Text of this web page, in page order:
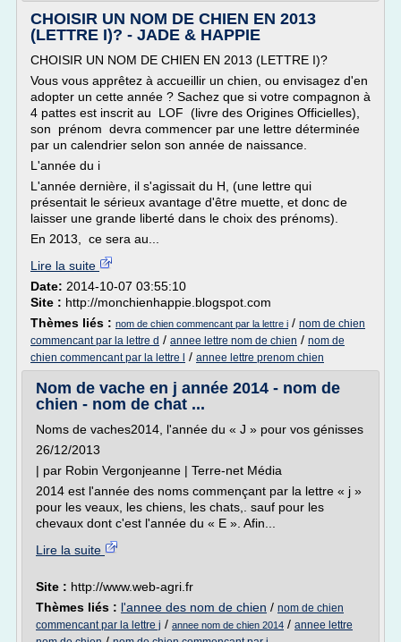
CHOISIR UN NOM DE CHIEN EN 2013
(LETTRE I)? - JADE & HAPPIE
CHOISIR UN NOM DE CHIEN EN 2013 (LETTRE I)?
Vous vous apprêtez à accueillir un chien, ou envisagez d'en
adopter un cette année ? Sachez que si votre compagnon à
4 pattes est inscrit au LOF (livre des Origines Officielles),
son prénom devra commencer par une lettre déterminée
par un calendrier selon son année de naissance.
L'année du i
L'année dernière, il s'agissait du H, (une lettre qui
présentait le sérieux avantage d'être muette, et donc de
laisser une grande liberté dans le choix des prénoms).
En 2013, ce sera au...
Lire la suite
Date: 2014-10-07 03:55:10
Site : http://monchienhappie.blogspot.com
Thèmes liés : nom de chien commencant par la lettre i / nom de chien
commencant par la lettre d / annee lettre nom de chien / nom de
chien commencant par la lettre l
/ annee lettre prenom chien
Nom de vache en j année 2014 - nom de
chien - nom de chat ...
Noms de vaches2014, l'année du « J » pour vos génisses
26/12/2013
| par Robin Vergonjeanne | Terre-net Média
2014 est l'année des noms commençant par la lettre « j »
pour les veaux, les chiens, les chats,. sauf pour les
chevaux dont c'est l'année du « E ». Afin...
Lire la suite
Site : http://www.web-agri.fr
Thèmes liés : l'annee des nom de chien / nom de chien
commencant par la lettre j / annee nom de chien 2014 / annee lettre